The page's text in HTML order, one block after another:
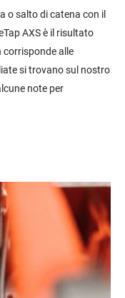
o salto di catena con il
AXS è il risultato
corrisponde alle
si trovano sul nostro
note per